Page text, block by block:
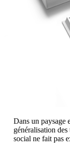
Dans un paysage
généralisation
social ne fait pas